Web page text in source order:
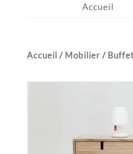
Accueil
Accueil / Mobilier /